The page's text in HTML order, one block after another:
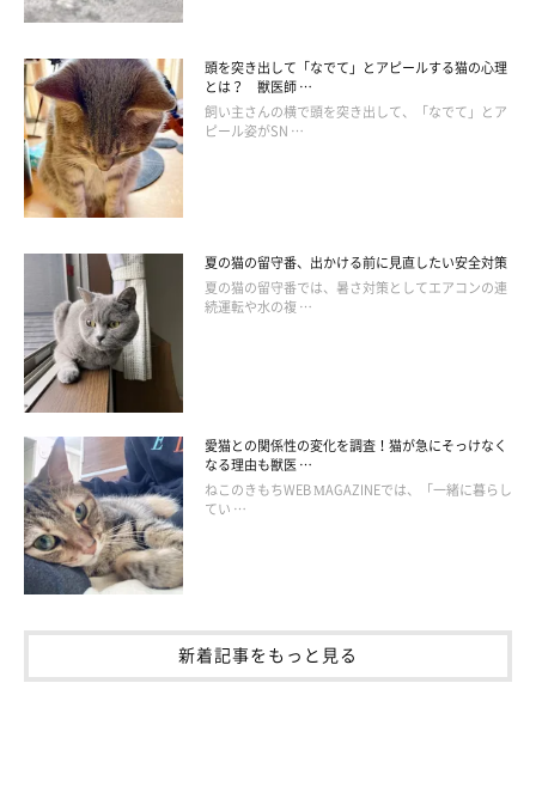
「スリスリ」されにくいのに原因はあるの？
頭を突き出して「なでて」とアピールする猫の心理
とは？ 獣医師 …
飼い主さんの横で頭を突き出して、「なでて」とア
ピール姿がSN …
夏の猫の留守番、出かける前に見直したい安全対策
夏の猫の留守番では、暑さ対策としてエアコンの連
続運転や水の複 …
愛猫との関係性の変化を調査！猫が急にそっけなく
なる理由も獣医 …
ねこのきもちWEB MAGAZINEでは、「一緒に暮らし
てい …
新着記事をもっと見る